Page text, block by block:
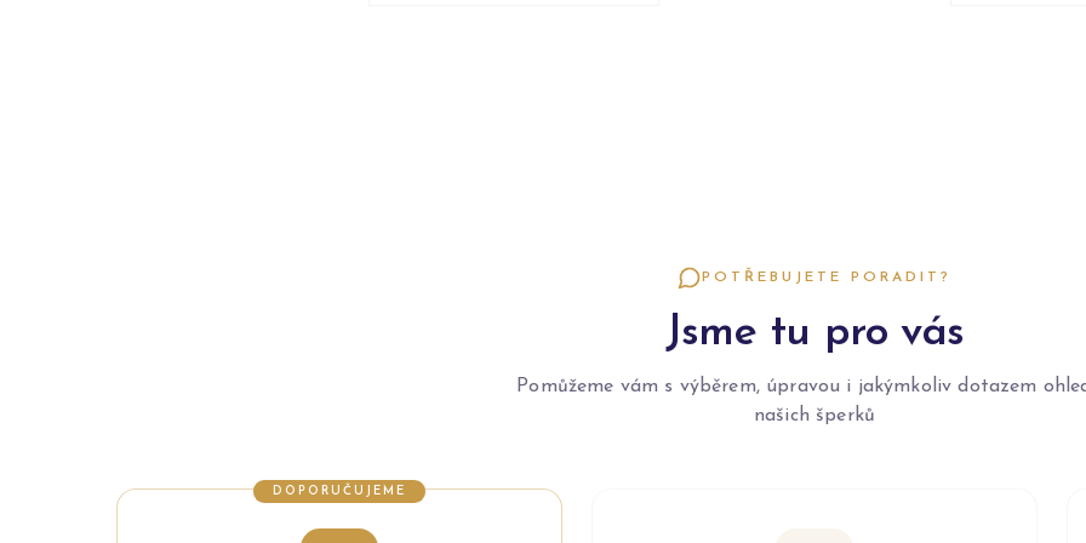
POTŘEBUJETE PORADIT?
Jsme tu pro vás
Pomůžeme vám s výběrem, úpravou i jakýmkoliv dotazem
našich šperků
DOPORUČUJEME